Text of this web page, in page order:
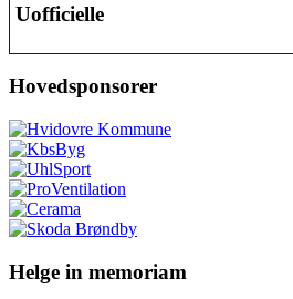
Uofficielle
Hovedsponsorer
Helge in memoriam